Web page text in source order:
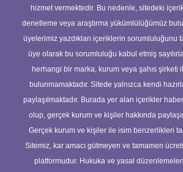
hizmet vermektedir. Bu nedenle, sitedeki
denetleme veya araştırma yükümlülüğümüz
üyelerimiz yazdıkları içeriklerin sorumluluğunu
üye olarak bu sorumluluğu kabul etmiş
herhangi bir marka, kurum veya şahıs şirketi
bulunmamaktadır. Sitede yalnızca kendi
paylaşılmaktadır. Burada yer alan içerikler
olup, gerçek kurum ve kişiler hakkında
Gerçek kurum ve kişiler ile isim benzerlikleri
Sitemiz, kar amacı gütmeyen ve tamamen
platformudur. Hukuka ve yasal